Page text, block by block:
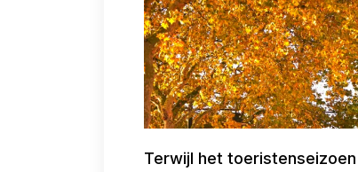
Terwijl het